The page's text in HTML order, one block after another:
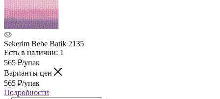
Sekerim Bebe Batik 2135
Есть в наличии: 1
565 ₽/упак
Варианты цен
565 ₽/упак
Подробности